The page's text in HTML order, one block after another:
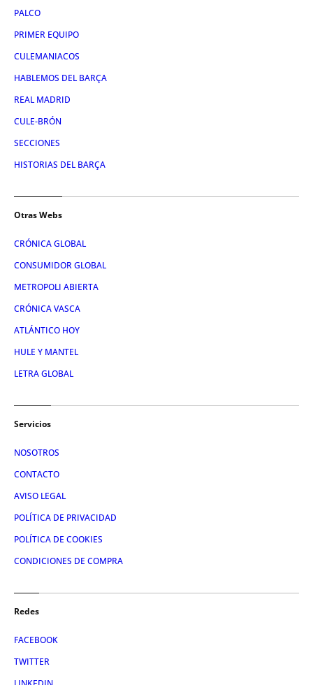
PALCO
PRIMER EQUIPO
CULEMANIACOS
HABLEMOS DEL BARÇA
REAL MADRID
CULE-BRÓN
SECCIONES
HISTORIAS DEL BARÇA
Otras Webs
CRÓNICA GLOBAL
CONSUMIDOR GLOBAL
METROPOLI ABIERTA
CRÓNICA VASCA
ATLÁNTICO HOY
HULE Y MANTEL
LETRA GLOBAL
Servicios
NOSOTROS
CONTACTO
AVISO LEGAL
POLÍTICA DE PRIVACIDAD
POLÍTICA DE COOKIES
CONDICIONES DE COMPRA
Redes
FACEBOOK
TWITTER